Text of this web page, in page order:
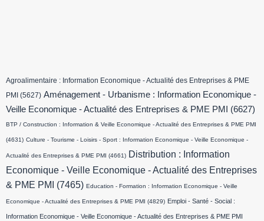
Agroalimentaire : Information Economique - Actualité des Entreprises & PME
PMI (5627) Aménagement - Urbanisme : Information Economique -
Veille Economique - Actualité des Entreprises & PME PMI
(6627)
BTP / Construction : Information & Veille Economique - Actualité des Entreprises & PME PMI
(4631) Culture - Tourisme - Loisirs - Sport : Information Economique - Veille Economique -
Actualité des Entreprises & PME PMI (4661) Distribution : Information
Economique - Veille Economique - Actualité des Entreprises
& PME PMI
(7465) Education - Formation : Information Economique - Veille
Economique - Actualité des Entreprises & PME PMI (4829) Emploi - Santé - Social :
Information Economique - Veille Economique - Actualité des Entreprises & PME PMI